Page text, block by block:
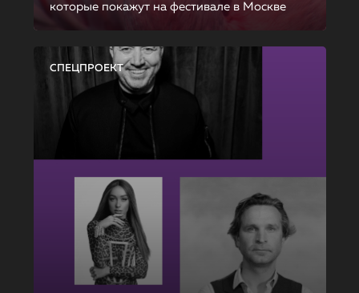
которые покажут на фестивале в Москве
СПЕЦПРОЕКТ